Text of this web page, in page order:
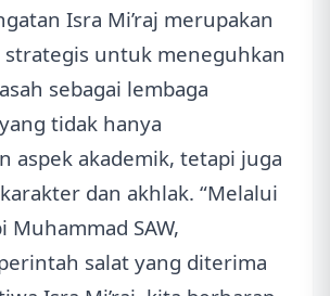
Isra Mi’raj merupakan
untuk meneguhkan
sebagai lembaga
tidak hanya
aspek akademik, tetapi juga
dan akhlak. “Melalui
Muhammad SAW,
salat yang diterima